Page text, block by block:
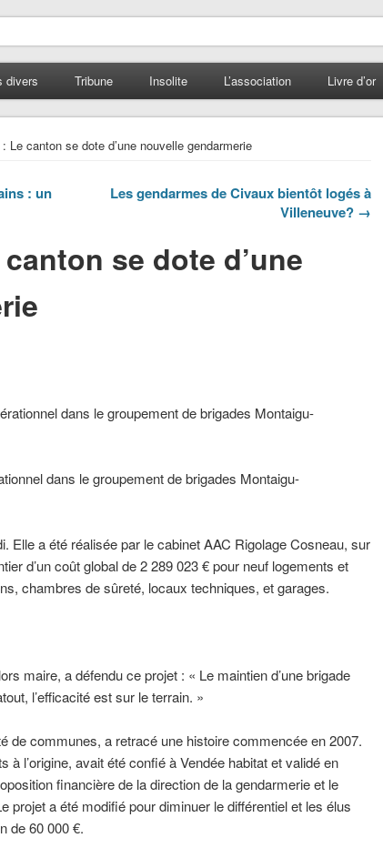
divers Tribune Insolite L’association Livre d’or
Le canton se dote d’une nouvelle gendarmerie
: un
Les gendarmes de Civaux bientôt logés à
Villeneuve? →
se dote d’une
dans le groupement de brigades Montaigu-
Elle a été réalisée par le cabinet AAC Rigolage Cosneau, sur
d’un coût global de 2 289 023 € pour neuf logements et
chambres de sûreté, locaux techniques, et garages.
maire, a défendu ce projet : « Le maintien d’une brigade
l’efficacité est sur le terrain. »
de communes, a retracé une histoire commencée en 2007.
à l’origine, avait été confié à Vendée habitat et validé en
financière de la direction de la gendarmerie et le
projet a été modifié pour diminuer le différentiel et les élus
de 60 000 €.